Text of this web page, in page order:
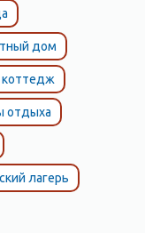
дом
отдыха
лагерь